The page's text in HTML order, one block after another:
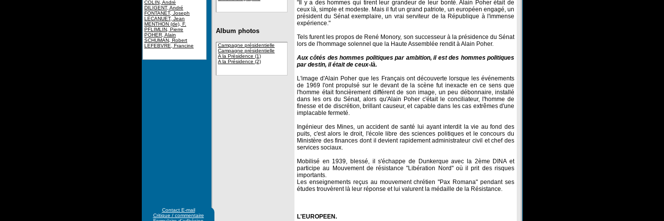
COLIN, André
DILIGENT, André
FONTANET, Joseph
LECANUET, Jean
MENTHON (de), F.
PFLIMLIN, Pierre
POHER, Alain
SCHUMAN, Robert
LEFEBVRE, Francine
Album photos
Campagne présidentielle
Campagne présidentielle
A la Présidence (1)
A la Présidence (2)
"Il y a des hommes qui tirent leur grandeur de leur bonté. Alain Poher était de
ceux là, simple et modeste. Mais il fut un grand patriote, un européen engagé, un
président du Sénat exemplaire, un vrai serviteur de la République à l'immense
expérience."
Tels furent les propos de René Monory, son successeur à la présidence du Sénat
lors de l'hommage solennel que la Haute Assemblée rendit à Alain Poher.
Aux côtés des hommes politiques par ambition, il est des hommes politiques
par destin, il était de ceux-là.
L'image d'Alain Poher que les Français ont découverte lorsque les événements
de 1969 l'ont propulsé sur le devant de la scène fut inexacte en ce sens que
l'homme était foncièrement différent de son image, un peu débonnaire, installé
dans les ors du Sénat, alors qu'Alain Poher c'était le conciliateur, l'homme de
finesse et de discrétion, brillant causeur, et capable dans les cas extrêmes d'une
implacable fermeté.
Ingénieur des Mines, un accident de santé lui ayant interdit la vie au fond des
puits, c'est alors le droit, l'école libre des sciences politiques et le concours du
Ministère des finances dont il devient rapidement administrateur civil et chef des
services sociaux.
Mobilisé en 1939, blessé, il s'échappe de Dunkerque avec la 2ème DINA et
participe au Mouvement de résistance "Libération Nord" où il prit des risques
importants.
Les enseignements reçus au mouvement chrétien "Pax Romana" pendant ses
études trouvèrent là leur réponse et lui valurent la médaille de la Résistance.
L'EUROPEEN.
Contact E-mail
Critique / commentaire